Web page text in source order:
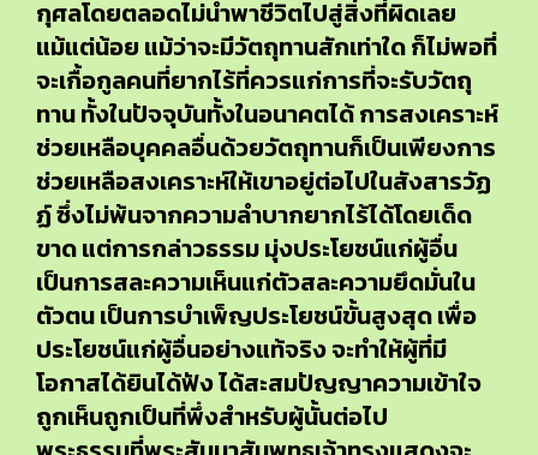
กุศลโดยตลอดไม่นำพาชีวิตไปสู่สิ่งที่ผิดเลย
แม้แต่น้อย แม้ว่าจะมีวัตถุทานสักเท่าใด ก็ไม่พอที่
จะเกื้อกูลคนที่ยากไร้ที่ควรแก่การที่จะรับวัตถุ
ทาน ทั้งในปัจจุบันทั้งในอนาคตได้ การสงเคราะห์
ช่วยเหลือบุคคลอื่นด้วยวัตถุทานก็เป็นเพียงการ
ช่วยเหลือสงเคราะห์ให้เขาอยู่ต่อไปในสังสารวัฏ
ฏ์ ซึ่งไม่พ้นจากความลำบากยากไร้ได้โดยเด็ด
ขาด แต่การกล่าวธรรม มุ่งประโยชน์แก่ผู้อื่น
เป็นการสละความเห็นแก่ตัวสละความยึดมั่นใน
ตัวตน เป็นการบำเพ็ญประโยชน์ขั้นสูงสุด เพื่อ
ประโยชน์แก่ผู้อื่นอย่างแท้จริง จะทำให้ผู้ที่มี
โอกาสได้ยินได้ฟัง ได้สะสมปัญญาความเข้าใจ
ถูกเห็นถูกเป็นที่พึ่งสำหรับผู้นั้นต่อไป